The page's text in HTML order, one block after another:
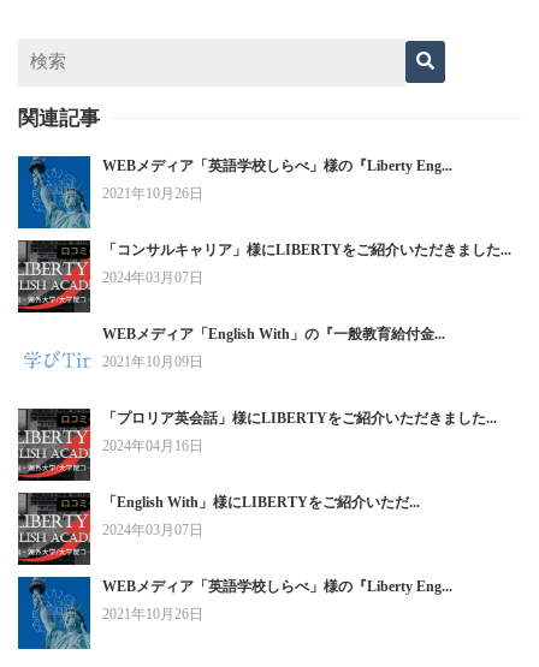
関連記事
WEBメディア「英語学校しらべ」様の『Liberty Eng...
2021年10月26日
「コンサルキャリア」様にLIBERTYをご紹介いただきました...
2024年03月07日
WEBメディア「English With」の『一般教育給付金...
2021年10月09日
「プロリア英会話」様にLIBERTYをご紹介いただきました...
2024年04月16日
「English With」様にLIBERTYをご紹介いただ...
2024年03月07日
WEBメディア「英語学校しらべ」様の『Liberty Eng...
2021年10月26日